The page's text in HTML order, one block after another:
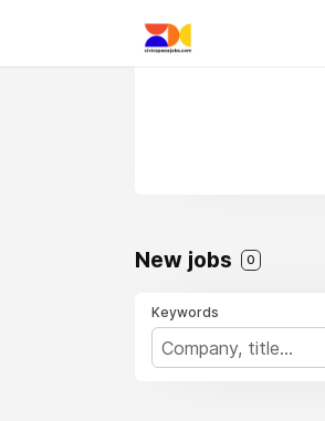
New jobs 0
Keywords